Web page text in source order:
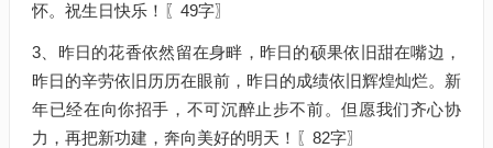
怀。祝生日快乐！〖49字〗
3、昨日的花香依然留在身畔，昨日的硕果依旧甜在嘴边，
昨日的辛劳依旧历历在眼前，昨日的成绩依旧辉煌灿烂。新
年已经在向你招手，不可沉醉止步不前。但愿我们齐心协
力，再把新功建，奔向美好的明天！〖82字〗